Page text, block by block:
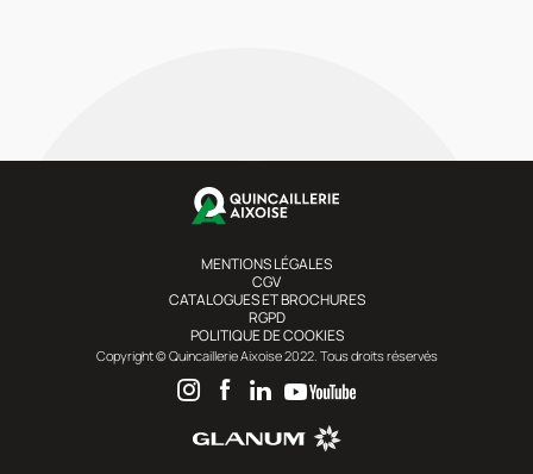
MENTIONS LÉGALES
CGV
CATALOGUES ET BROCHURES
RGPD
POLITIQUE DE COOKIES
Copyright © Quincaillerie Aixoise 2022. Tous droits réservés